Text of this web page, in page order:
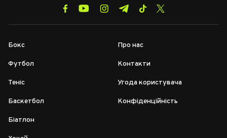
Бокс
Футбол
Теніс
Баскетбол
Біатлон
Про нас
Контакти
Угода користувача
Конфіденційність